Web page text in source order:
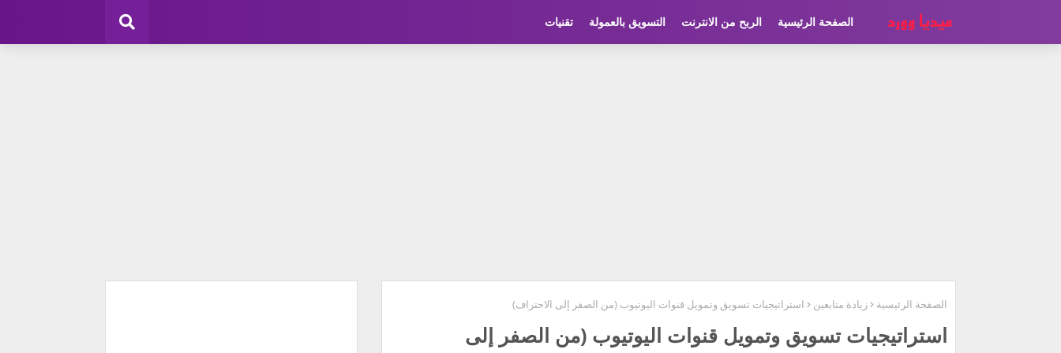
الصفحة الرئيسية الربح من الانترنت التسويق بالعمولة تقنيات
الصفحة الرئيسية زيادة متابعين استراتيجيات تسويق وتمويل قنوات اليوتيوب (من الصفر إلى الاحتراف)
استراتيجيات تسويق وتمويل قنوات اليوتيوب (من الصفر إلى